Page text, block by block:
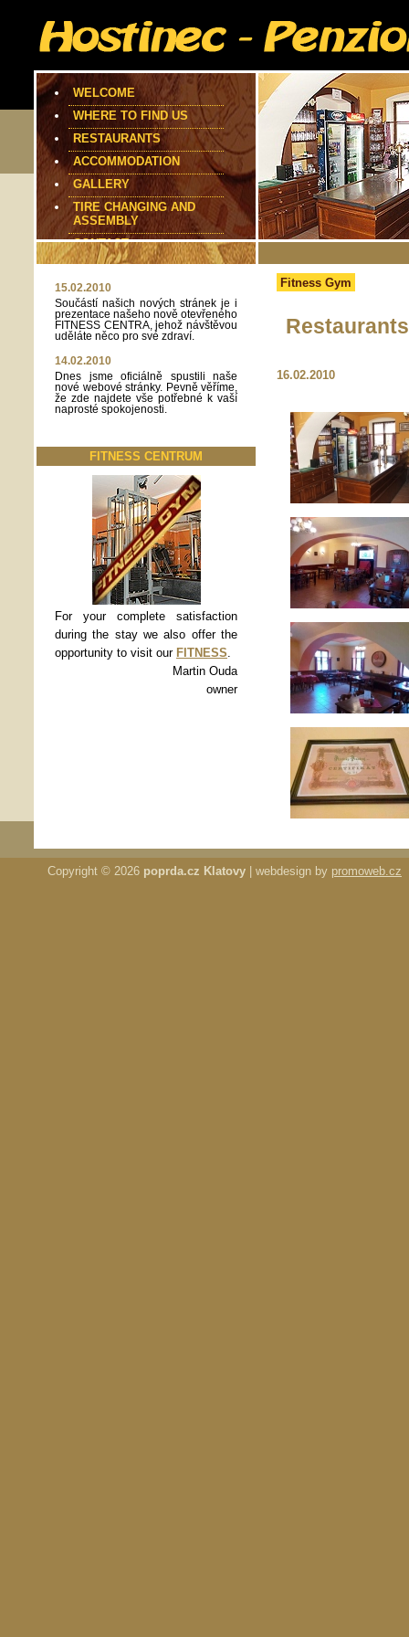
WELCOME
WHERE TO FIND US
RESTAURANTS
ACCOMMODATION
GALLERY
TIRE CHANGING AND
ASSEMBLY
CONTACT
15.02.2010
Součástí našich nových stránek je i
prezentace našeho nově otevřeného
FITNESS CENTRA, jehož návštěvou
uděláte něco pro své zdraví.
14.02.2010
Dnes jsme oficiálně spustili naše
nové webové stránky. Pevně věříme,
že zde najdete vše potřebné k vaší
naprosté spokojenosti.
FITNESS CENTRUM
For your complete satisfaction
during the stay we also offer the
opportunity to visit our FITNESS.
Martin Ouda
owner
Fitness Gym
Restaurants
16.02.2010
Copyright © 2026 poprda.cz Klatovy | webdesign by promoweb.cz